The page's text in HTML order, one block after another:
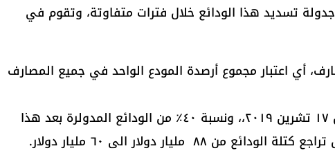
تسديد هذا الودائع خلال فترات متفاوتة، وتقوم في
أي اعتبار مجموع أرصدة المودع الواحد في جميع المصارف
- حسم نسبة ٢٠٪ من الودائع المدولرة قبل ١٧ تشرين ٢٠١٩،، ونسبة ٤٠٪ من الودائع المدولرة بعد هذا
مليار دولار الى ٦٠ مليار دولار.